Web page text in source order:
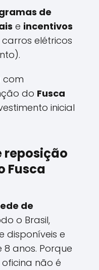
de
e incentivos
elétricos
com
do Fusca
inicial
reposição
Fusca
de
o Brasil,
disponíveis e
8 anos. Porque
não é